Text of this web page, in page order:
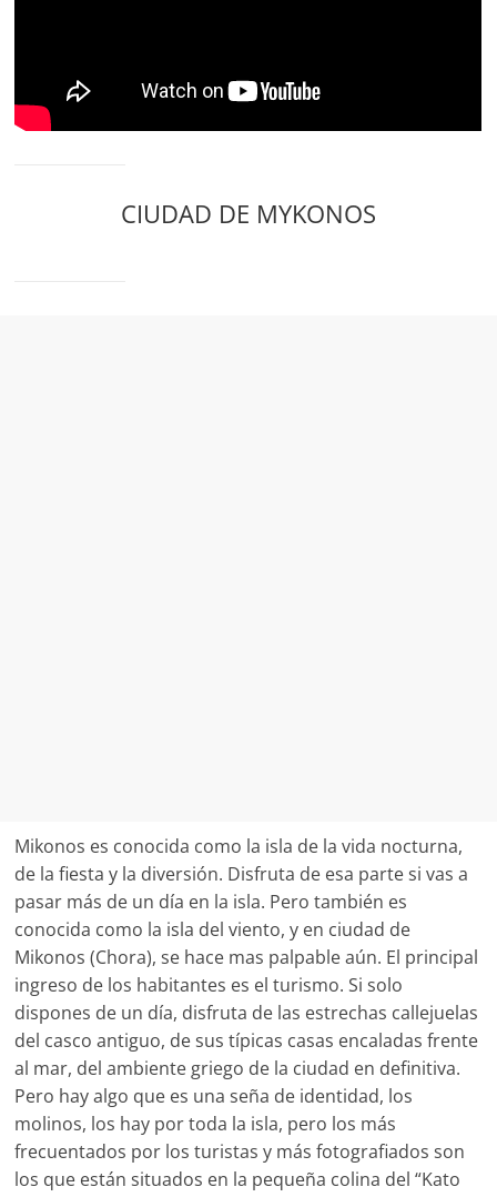
CIUDAD DE MYKONOS
Mikonos es conocida como la isla de la vida nocturna,
de la fiesta y la diversión. Disfruta de esa parte si vas a
pasar más de un día en la isla. Pero también es
conocida como la isla del viento, y en ciudad de
Mikonos (Chora), se hace mas palpable aún. El principal
ingreso de los habitantes es el turismo. Si solo
dispones de un día, disfruta de las estrechas callejuelas
del casco antiguo, de sus típicas casas encaladas frente
al mar, del ambiente griego de la ciudad en definitiva.
Pero hay algo que es una seña de identidad, los
molinos, los hay por toda la isla, pero los más
frecuentados por los turistas y más fotografiados son
los que están situados en la pequeña colina del “Kato